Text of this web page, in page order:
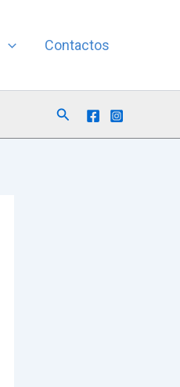
Contactos
Search